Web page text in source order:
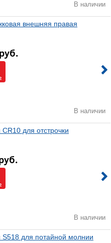
В наличии
внешняя правая
руб.
В наличии
для отстрочки
В наличии
для потайной молнии